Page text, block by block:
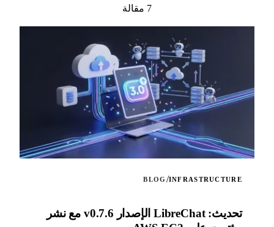
7 مقالة
INFRASTRUCTURE
/
BLOG
تحديث: LibreChat الإصدار v0.7.6 مع نشر